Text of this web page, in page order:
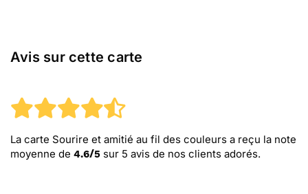
Avis sur cette carte
La carte Sourire et amitié au fil des couleurs a reçu la note
moyenne de 4.6/5 sur 5 avis de nos clients adorés.